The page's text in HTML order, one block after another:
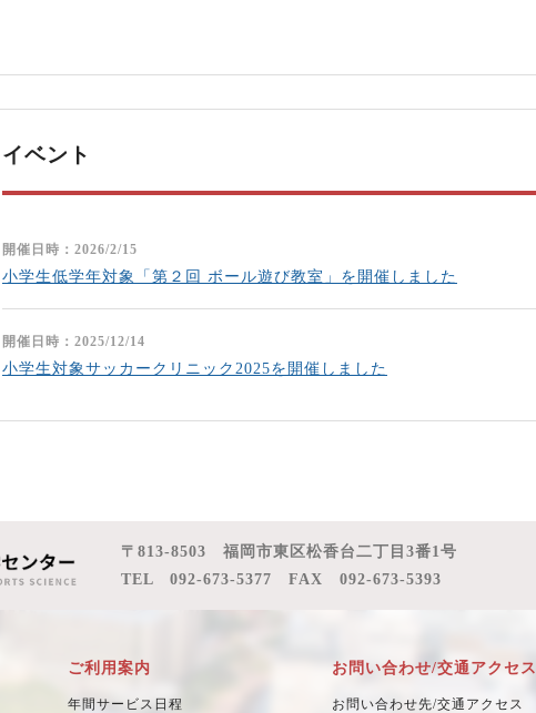
イベント
開催日時：2026/2/15
小学生低学年対象「第２回 ボール遊び教室」を開催しました
開催日時：2025/12/14
小学生対象サッカークリニック2025を開催しました
〒813-8503 福岡市東区松香台二丁目3番1号
TEL 092-673-5377 FAX 092-673-5393
ご利用案内
年間サービス日程
お問い合わせ/交通アクセス
お問い合わせ先/交通アクセス